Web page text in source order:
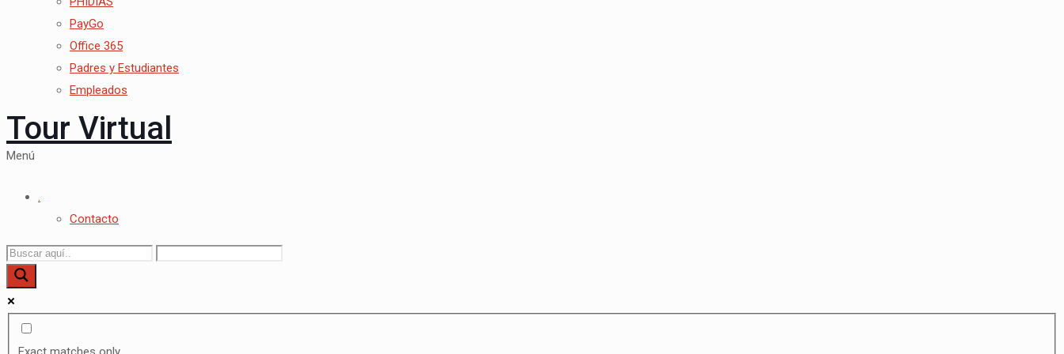
PayGo
Office 365
Padres y Estudiantes
Empleados
Tour Virtual
Menú
.
Contacto